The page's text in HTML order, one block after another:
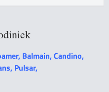
Balmain, Candino,
Pulsar,